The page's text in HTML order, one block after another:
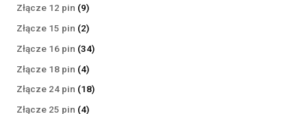
Złącze 12 pin 99
produktów
Złącze 15 pin 22
produkty
Złącze 16 pin 3434
Złącze 18 pin 44
produkty
Złącze 24 pin 1818
Złącze 25 pin 44